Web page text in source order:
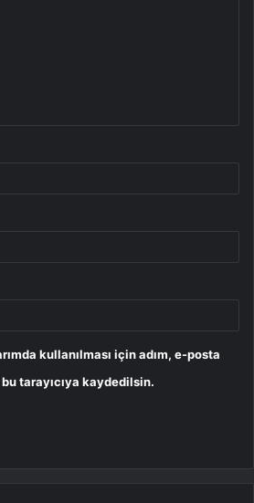
kullanılması için adım, e-posta
tarayıcıya kaydedilsin.